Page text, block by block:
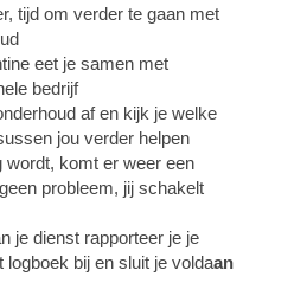
tijd om verder te gaan met
eet je samen met
bedrijf
af en kijk je welke
jou verder helpen
wordt, komt er weer een
probleem, jij schakelt
je dienst rapporteer je je
logboek bij en sluit je voldaan